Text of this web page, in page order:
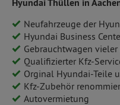
Hyundai Thüllen in
Neufahrzeuge der
Hyundai Business
Gebrauchtwagen
Qualifizierter Kfz-
Orginal Hyundai-Teile
Kfz-Zubehör
Autovermietung